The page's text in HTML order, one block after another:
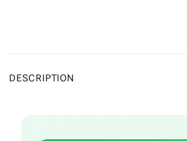
DESCRIPTION